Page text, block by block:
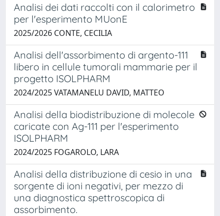
Analisi dei dati raccolti con il calorimetro
per l'esperimento MUonE
2025/2026 CONTE, CECILIA
Analisi dell'assorbimento di argento-111
libero in cellule tumorali mammarie per il
progetto ISOLPHARM
2024/2025 VATAMANELU DAVID, MATTEO
Analisi della biodistribuzione di molecole
caricate con Ag-111 per l'esperimento
ISOLPHARM
2024/2025 FOGAROLO, LARA
Analisi della distribuzione di cesio in una
sorgente di ioni negativi, per mezzo di
una diagnostica spettroscopica di
assorbimento.